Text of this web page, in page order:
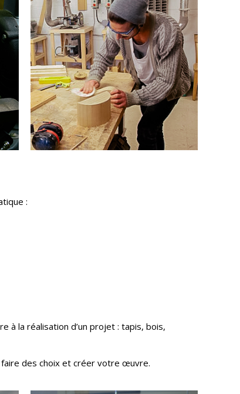
:
à la réalisation d’un projet : tapis, bois,
des choix et créer votre œuvre.